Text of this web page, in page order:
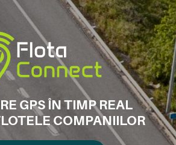
GPS ÎN TIMP REAL
COMPANIILOR